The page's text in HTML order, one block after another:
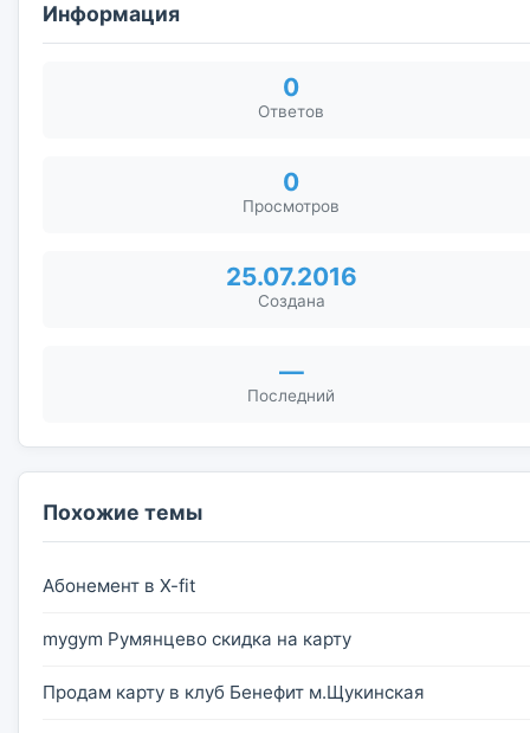
Информация
0
Ответов
0
Просмотров
25.07.2016
Создана
—
Последний
Похожие темы
Абонемент в X-fit
mygym Румянцево скидка на карту
Продам карту в клуб Бенефит м.Щукинская